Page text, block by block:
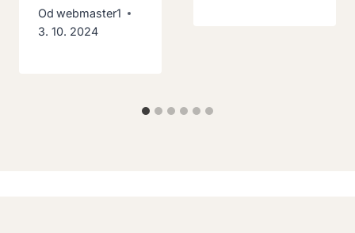
Od webmaster1
3. 10. 2024